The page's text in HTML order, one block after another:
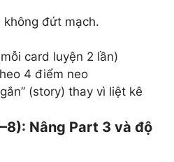
không đứt mạch.
card luyện 2 lần)
4 điểm neo
(story) thay vì liệt kê
Nâng Part 3 và độ